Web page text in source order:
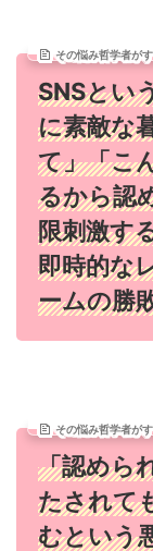
その悩み哲学者が
SNSとい
に素敵な
て」「こ
るから認
限刺激す
即時的な
ームの勝
その悩み哲学者が
「認めら
たされて
むという